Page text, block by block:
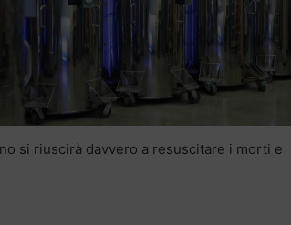
si riuscirà davvero a resuscitare i morti e